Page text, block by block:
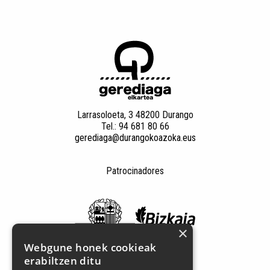
Larrasoloeta, 3 48200 Durango
Tel.: 94 681 80 66
gerediaga@durangokoazoka.eus
Patrocinadores
×
Webgune honek cookieak
erabiltzen ditu